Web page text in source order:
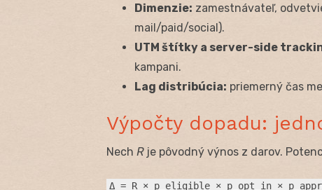
Dimenzie: zamestnávateľ,
mail/paid/social).
UTM štítky a server-side
kampani.
Lag distribúcia: priemerný čas
Výpočty dopadu:
Nech Rje pôvodný výnos z darov.
Δ = R × p_eligible × p_opt_in ×